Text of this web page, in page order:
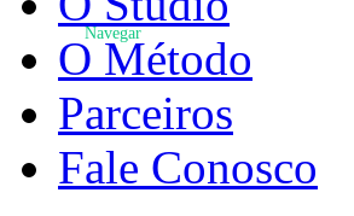
O Método
Parceiros
Fale Conosco
Navegar